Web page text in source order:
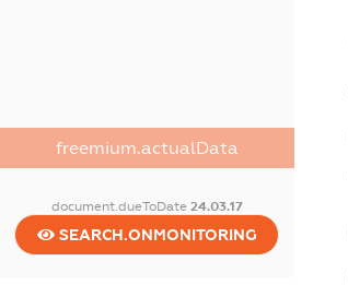
freemium.actualData
document.dueToDate 24.03.17
SEARCH.ONMONITORING